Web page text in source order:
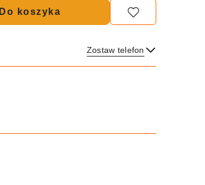
Do koszyka
Zostaw telefon
Wyślij